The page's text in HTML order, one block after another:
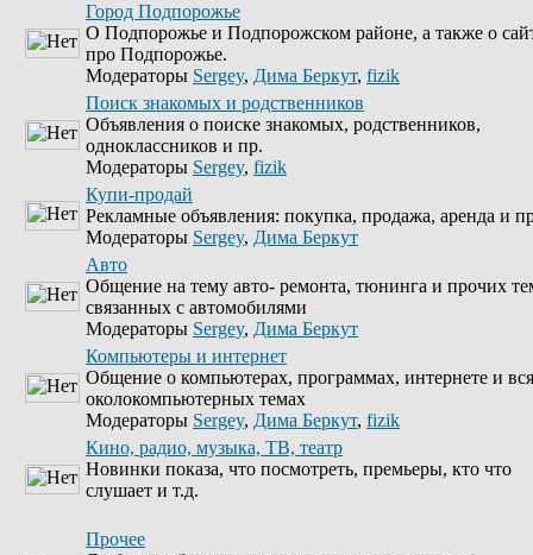
Город Подпорожье
О Подпорожье и Подпорожском районе, а также о
про Подпорожье.
Модераторы Sergey, Дима Беркут, fizik
Поиск знакомых и родственников
Объявления о поиске знакомых, родственников,
одноклассников и пр.
Модераторы Sergey, fizik
Купи-продай
Рекламные объявления: покупка, продажа, аренда и
Модераторы Sergey, Дима Беркут
Авто
Общение на тему авто- ремонта, тюнинга и прочих
связанных с автомобилями
Модераторы Sergey, Дима Беркут
Компьютеры и интернет
Общение о компьютерах, программах, интернете и
околокомпьютерных темах
Модераторы Sergey, Дима Беркут, fizik
Кино, радио, музыка, ТВ, театр
Новинки показа, что посмотреть, премьеры, кто что
слушает и т.д.
Прочее